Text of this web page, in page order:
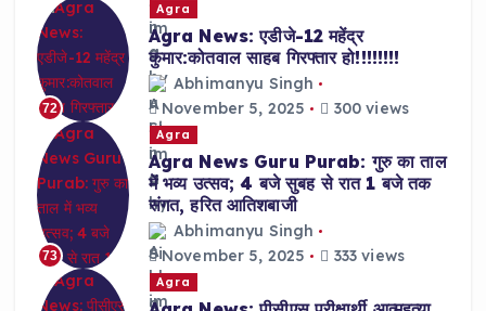
72
Agra
Agra News: एडीजे-12 महेंद्र
कुमार:कोतवाल साहब गिरफ्तार हो!!!!!!!!
Abhimanyu Singh
November 5, 2025
300 views
73
Agra
Agra News Guru Purab: गुरु का ताल
में भव्य उत्सव; 4 बजे सुबह से रात 1 बजे तक
संगत, हरित आतिशबाजी
Abhimanyu Singh
November 5, 2025
333 views
Agra